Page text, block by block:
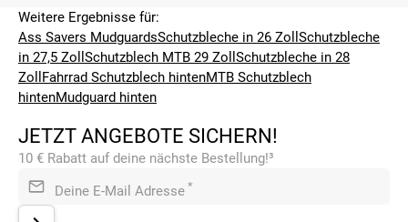
Weitere Ergebnisse für:
Ass Savers MudguardsSchutzbleche in 26 Zoll Schutzbleche
in 27,5 Zoll Schutzblech MTB 29 Zoll Schutzbleche in 28
Zoll Fahrrad Schutzblech hintenMTB Schutzblech
hintenMudguard hinten
JETZT ANGEBOTE SICHERN!
10 € Rabatt auf deine nächste Bestellung!³
Deine E-Mail Adresse *